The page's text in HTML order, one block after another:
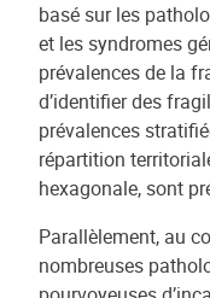
basé sur les
et les syndromes
prévalences de la
d’identifier des
prévalences
répartition
hexagonale, sont
Parallèlement, au
nombreuses